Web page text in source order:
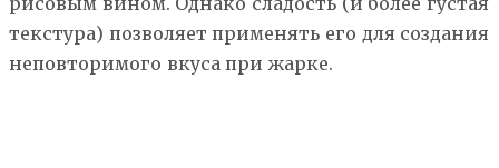
текстура) позволяет применять его для создания
неповторимого вкуса при жарке.